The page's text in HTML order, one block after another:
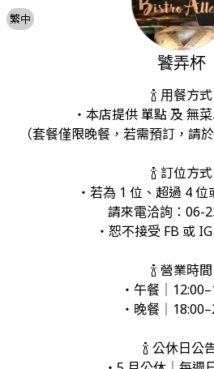
繁中
饕弄杯
🍾 用餐方式
・本店提供 單點 及 無
（套餐僅限晚餐，若需預訂，請
🍾 訂位方式
・若為 1 位、超過 4
請來電洽詢：06-
・恕不接受 FB 或
🍾 營業時間
・午餐｜
・晚餐｜
🍾 公休日公